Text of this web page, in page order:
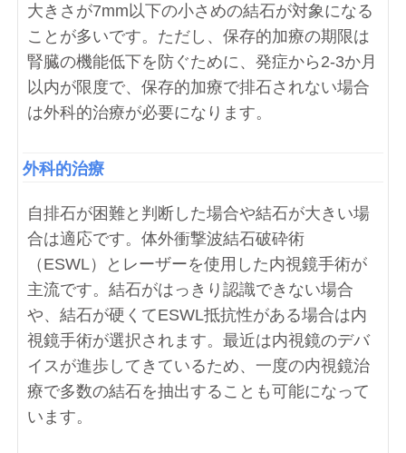
大きさが7mm以下の小さめの結石が対象になる
ことが多いです。ただし、保存的加療の期限は
腎臓の機能低下を防ぐために、発症から2-3か月
以内が限度で、保存的加療で排石されない場合
は外科的治療が必要になります。
外科的治療
自排石が困難と判断した場合や結石が大きい場
合は適応です。体外衝撃波結石破砕術
（ESWL）とレーザーを使用した内視鏡手術が
主流です。結石がはっきり認識できない場合
や、結石が硬くてESWL抵抗性がある場合は内
視鏡手術が選択されます。最近は内視鏡のデバ
イスが進歩してきているため、一度の内視鏡治
療で多数の結石を抽出することも可能になって
います。